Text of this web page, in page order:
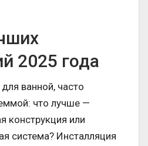
2025 года
ванной, часто
что лучше —
конструкция или
система? Инсталляция